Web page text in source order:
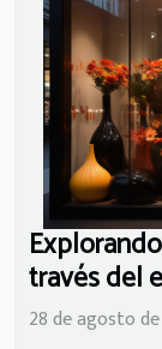
través del
28 de agosto